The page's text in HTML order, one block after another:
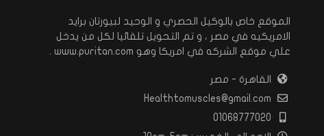
الموقع خاص بالوكيل الحصري و الوحيد لبيورتان برايد
الامريكيه في مصر ، و تم التحويل تلقائيا لكل من يدخل
علي موقع الشركه في امريكا وهو www.puritan.com .
القاهرة - مصر